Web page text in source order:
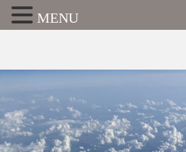
MENU